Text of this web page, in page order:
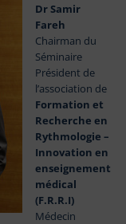
Dr Samir
Fareh
Chairman du
Séminaire
Président de
l’association de
Formation et
Recherche en
Rythmologie –
Innovation en
enseignement
médical
(F.R.R.I)
Médecin